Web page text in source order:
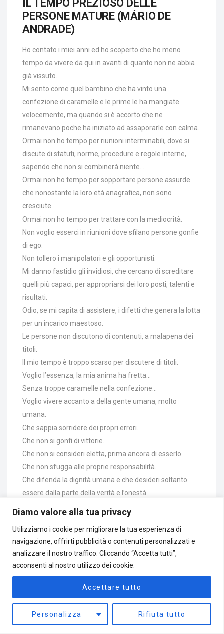
Diamo valore alla tua privacy
Utilizziamo i cookie per migliorare la tua esperienza di
navigazione, offrirti pubblicità o contenuti personalizzati e
analizzare il nostro traffico. Cliccando “Accetta tutti”,
acconsenti al nostro utilizzo dei cookie.
Personalizza Rifiuta tutto
Accettare tutto
IL TEMPO PREZIOSO DELLE
PERSONE MATURE (MÁRIO DE
ANDRADE)
Ho contato i miei anni ed ho scoperto che ho meno
tempo da vivere da qui in avanti di quanto non ne abbia
già vissuto.
Mi sento come quel bambino che ha vinto una
confezione di caramelle e le prime le ha mangiate
velocemente, ma quando si è accorto che ne
rimanevano poche ha iniziato ad assaporarle con calma.
Ormai non ho tempo per riunioni interminabili, dove si
discute di statuti, norme, procedure e regole interne,
sapendo che non si combinerà niente…
Ormai non ho tempo per sopportare persone assurde
che nonostante la loro età anagrafica, non sono
cresciute.
Ormai non ho tempo per trattare con la mediocrità.
Non voglio esserci in riunioni dove sfilano persone gonfie
di ego.
Non tollero i manipolatori e gli opportunisti.
Mi danno fastidio gli invidiosi, che cercano di screditare
quelli più capaci, per appropriarsi dei loro posti, talenti e
risultati.
Odio, se mi capita di assistere, i difetti che genera la lotta
per un incarico maestoso.
Le persone non discutono di contenuti, a malapena dei
titoli.
Il mio tempo è troppo scarso per discutere di titoli.
Voglio l’essenza, la mia anima ha fretta…
Senza troppe caramelle nella confezione…
Voglio vivere accanto a della gente umana, molto
umana.
Che sappia sorridere dei propri errori.
Che non si gonfi di vittorie.
Che non si consideri eletta, prima ancora di esserlo.
Che non sfugga alle proprie responsabilità.
Che difenda la dignità umana e che desideri soltanto
essere dalla parte della verità e l’onestà.
Voglio circondarmi di gente che sappia arrivare al cuore
delle persone…
Gente alla quale i duri colpi della vita, hanno insegnato a
Sì… ho fretta… di vivere con intensità, che solo la maturità
mi può dare.
Pretendo di non sprecare nemmeno una caramella di
quelle che mi rimangono…